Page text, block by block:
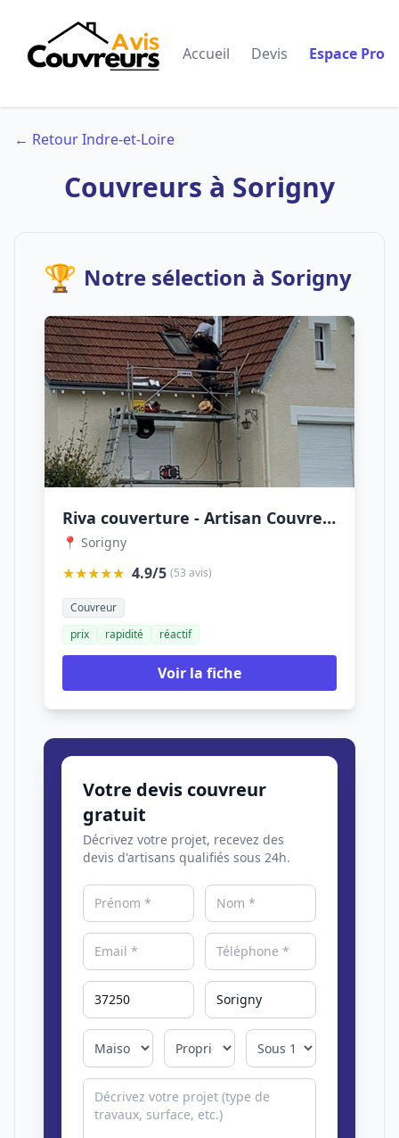
Accueil Devis Espace Pro
← Retour Indre-et-Loire
Couvreurs à Sorigny
🏆 Notre sélection à Sorigny
Riva couverture - Artisan Couvreur 37 : Réparation Fuite Nettoyage Toiture Rénovation zinguerie Indre-et-Loire Sorigny Tours
📍 Sorigny
★★★★★ 4.9/5 (53 avis)
Couvreur
prix
rapidité réactif
Voir la fiche
Votre devis couvreur
gratuit
Décrivez votre projet, recevez des
devis d'artisans qualifiés sous 24h.